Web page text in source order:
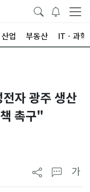
산업 부동산 ITㆍ과학
자 광주 생산
촉구"
가